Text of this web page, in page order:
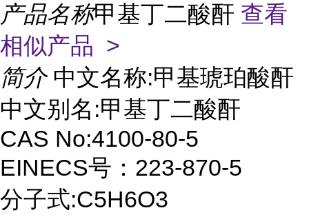
产品名称甲基丁二酸酐 查看
相似产品 >
简介 中文名称:甲基琥珀酸酐
中文别名:甲基丁二酸酐
CAS No:4100-80-5
EINECS号：223-870-5
分子式:C5H6O3